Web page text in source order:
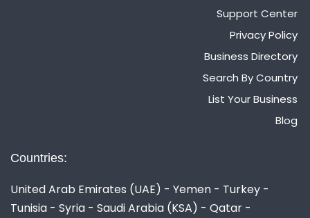
Support Center
Privacy Policy
Business Directory
Search By Country
List Your Business
Blog
Countries:
United Arab Emirates (UAE) - Yemen - Turkey -
Tunisia - Syria - Saudi Arabia (KSA) - Qatar -